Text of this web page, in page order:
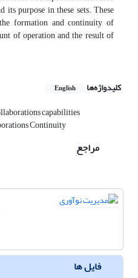
purpose in these sets. These
formation and continuity of
of operation and the result of
کلیدواژه‌ها English
capabilities
Continuity
مراجع
فایل ها